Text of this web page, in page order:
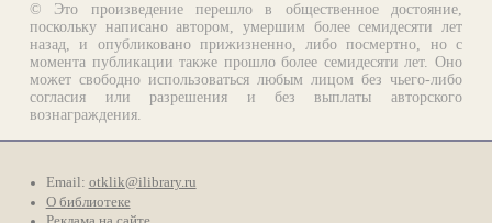
© Это произведение перешло в общественное достояние,
поскольку написано автором, умершим более семидесяти лет
назад, и опубликовано прижизненно, либо посмертно, но с
момента публикации также прошло более семидесяти лет. Оно
может свободно использоваться любым лицом без чьего-либо
согласия или разрешения и без выплаты авторского
вознаграждения.
Email: otklik@ilibrary.ru
О библиотеке